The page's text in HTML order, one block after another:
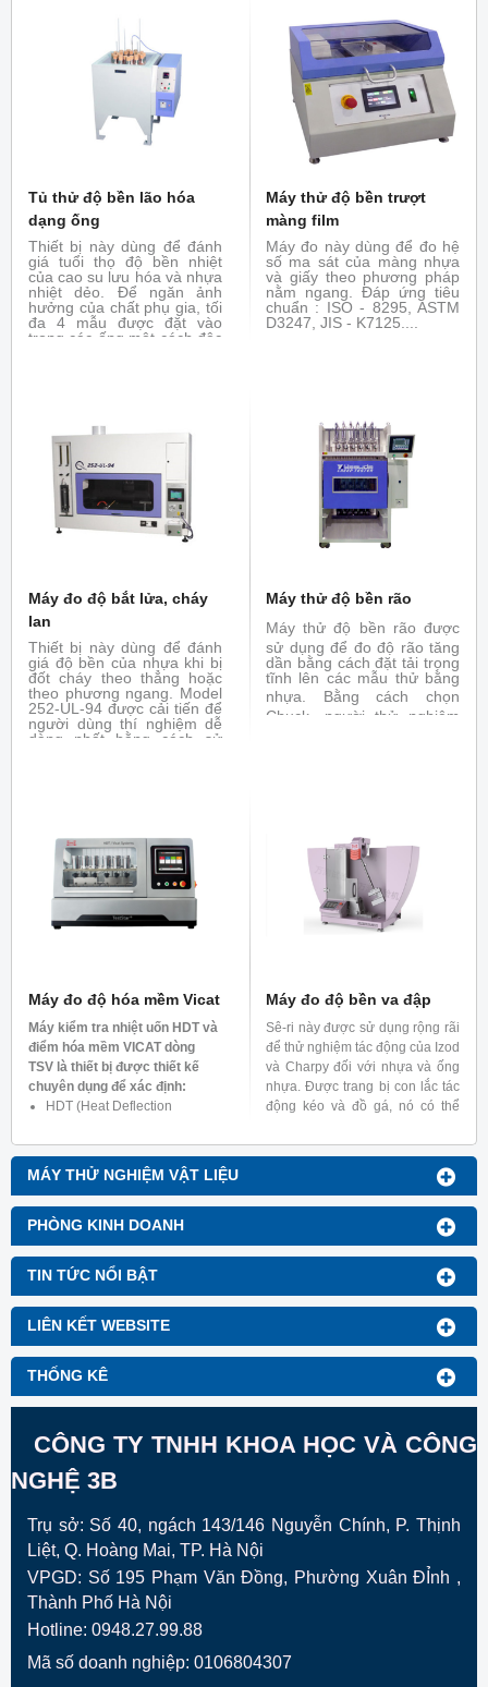
MÁY THỬ NGHIỆM VẬT LIỆU
PHÒNG KINH DOANH
TIN TỨC NỔI BẬT
LIÊN KẾT WEBSITE
THỐNG KÊ
dụng và góc uốn của mẫu.
Tủ thử độ bền lão hóa
dạng ống
Thiết bị này dùng để đánh
giá tuổi thọ độ bền nhiệt
của cao su lưu hóa và nhựa
nhiệt dẻo. Để ngăn ảnh
hưởng của chất phụ gia, tối
đa 4 mẫu được đặt vào
trong các ống một cách độc
sánh để đánh giá về đặc
tính chịu nhiệt. Đáp ứng các
tiêu chuẩn : ASTM D865,
JIS - K6257, ISO 188
Máy thử độ bền trượt
màng film
Máy đo này dùng để đo hệ
số ma sát của màng nhựa
và giấy theo phương pháp
nằm ngang. Đáp ứng tiêu
chuẩn : ISO - 8295, ASTM
D3247, JIS - K7125....
Máy đo độ bắt lửa, cháy
lan
Thiết bị này dùng để đánh
giá độ bền của nhựa khi bị
đốt cháy theo thẳng hoặc
theo phương ngang. Model
252-UL-94 được cải tiến để
người dùng thí nghiệm dễ
dàng nhất bằng cách sử
dõi điều kiện của mẫu thử
trong khi vẫn điều khiển
burner để điều chỉnh
khoảng cách giữa ngọn lửa
vào các đồ gá, 252-UL-94
Máy thử độ bền rão
Máy thử độ bền rão được
sử dụng để đo độ rão tăng
dần bằng cách đặt tải trọng
tĩnh lên các mẫu thử bằng
nhựa.
Bằng cách chọn
Chuck, người thử nghiệm
và thử nghiệm xung nhiệt.
Máy đo độ hóa mềm Vicat
Máy kiểm tra nhiệt uốn HDT và
điểm hóa mềm VICAT dòng
TSV là thiết bị được thiết kế
chuyên dụng để xác định:
HDT (Heat Deflection
dạng dưới tải của nhựa nhiệt
dẻo.
VST (Vicat Softening
Temperature) – Nhiệt độ hóa
mềm Vicat của vật liệu nhựa
Máy đo độ bền va đập
Sê-ri này được sử dụng rộng rãi
để thử nghiệm tác động của Izod
và Charpy đối với nhựa và ống
nhựa. Được trang bị con lắc tác
động kéo và đồ gá, nó có thể
màng và tấm nhựa.
CÔNG TY TNHH KHOA HỌC VÀ CÔNG
NGHỆ 3B
Trụ sở: Số 40, ngách 143/146 Nguyễn Chính, P. Thịnh
Liệt, Q. Hoàng Mai, TP. Hà Nội
VPGD: Số 195 Phạm Văn Đồng, Phường Xuân ĐỈnh ,
Thành Phố Hà Nội
Hotline: 0948.27.99.88
Mã số doanh nghiệp: 0106804307